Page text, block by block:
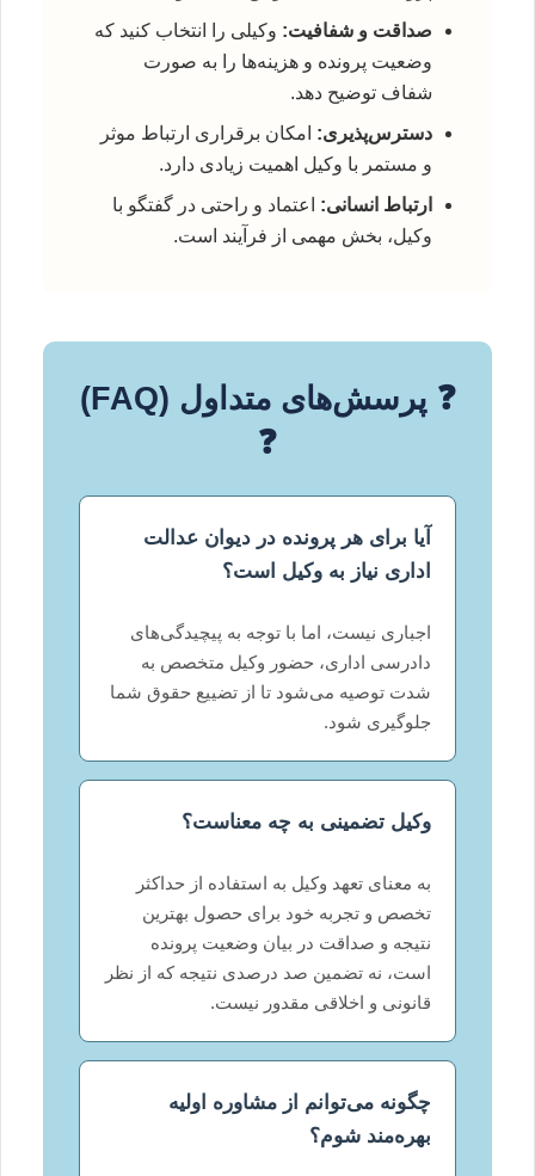
صداقت و شفافیت: وکیلی را انتخاب کنید که
وضعیت پرونده و هزینه‌ها را به صورت
شفاف توضیح دهد.
دسترس‌پذیری: امکان برقراری ارتباط موثر
و مستمر با وکیل اهمیت زیادی دارد.
ارتباط انسانی: اعتماد و راحتی در گفتگو با
وکیل، بخش مهمی از فرآیند است.
❓ پرسش‌های متداول (FAQ)
❓
آیا برای هر پرونده در دیوان عدالت
اداری نیاز به وکیل است؟
اجباری نیست، اما با توجه به پیچیدگی‌های
دادرسی اداری، حضور وکیل متخصص به
شدت توصیه می‌شود تا از تضییع حقوق شما
جلوگیری شود.
وکیل تضمینی به چه معناست؟
به معنای تعهد وکیل به استفاده از حداکثر
تخصص و تجربه خود برای حصول بهترین
نتیجه و صداقت در بیان وضعیت پرونده
است، نه تضمین صد درصدی نتیجه که از نظر
قانونی و اخلاقی مقدور نیست.
چگونه می‌توانم از مشاوره اولیه
بهره‌مند شوم؟